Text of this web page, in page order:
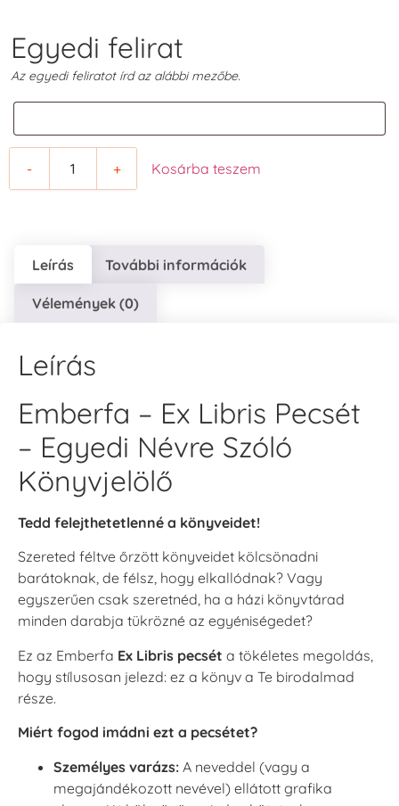
Egyedi felirat
Az egyedi feliratot írd az alábbi mezőbe.
- + Kosárba teszem
Leírás További információk
Vélemények (0)
Leírás
Emberfa – Ex Libris Pecsét
– Egyedi Névre Szóló
Könyvjelölő
Tedd felejthetetlenné a könyveidet!
Szereted féltve őrzött könyveidet kölcsönadni
barátoknak, de félsz, hogy elkallódnak? Vagy
egyszerűen csak szeretnéd, ha a házi könyvtárad
minden darabja tükrözné az egyéniségedet?
Ez az Emberfa Ex Libris pecsét a tökéletes megoldás,
hogy stílusosan jelezd: ez a könyv a Te birodalmad
része.
Miért fogod imádni ezt a pecsétet?
Személyes varázs: A neveddel (vagy a
megajándékozott nevével) ellátott grafika